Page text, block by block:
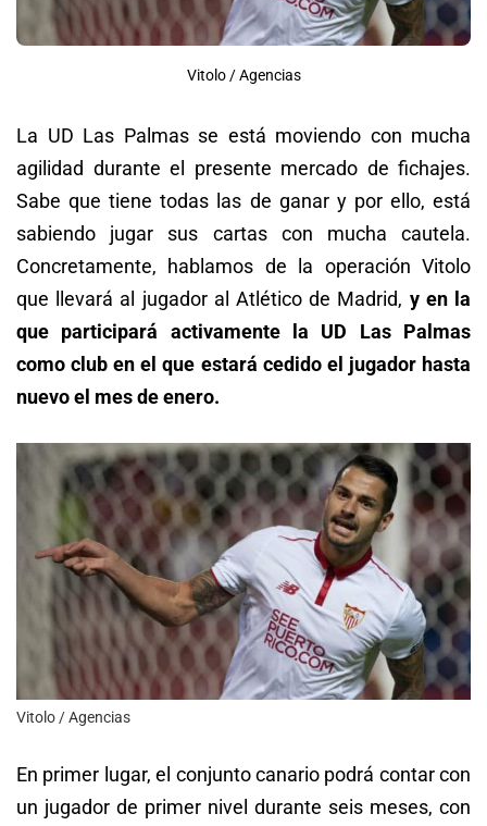
Vitolo / Agencias
La UD Las Palmas se está moviendo con mucha
agilidad durante el presente mercado de fichajes.
Sabe que tiene todas las de ganar y por ello, está
sabiendo jugar sus cartas con mucha cautela.
Concretamente, hablamos de la operación Vitolo
que llevará al jugador al Atlético de Madrid, y en la
que participará activamente la UD Las Palmas
como club en el que estará cedido el jugador hasta
nuevo el mes de enero.
Vitolo / Agencias
En primer lugar, el conjunto canario podrá contar con
un jugador de primer nivel durante seis meses, con